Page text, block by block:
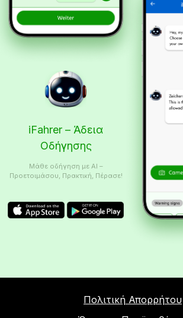
iFahrer – Άδεια
Οδήγησης
Μάθε οδήγηση με AI –
Προετοιμάσου, Πρακτική, Πέρασε!
Πολιτική Απορρήτου